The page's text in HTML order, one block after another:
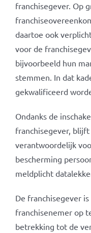
franchisegever. Op
daartoe ook
voor de
bijvoorbeeld hun
stemmen. In dat
gekwalificeerd
Ondanks de
franchisegever,
verantwoordelijk
bescherming
meldplicht
De franchisegever
franchisenemer op
betrekking tot de